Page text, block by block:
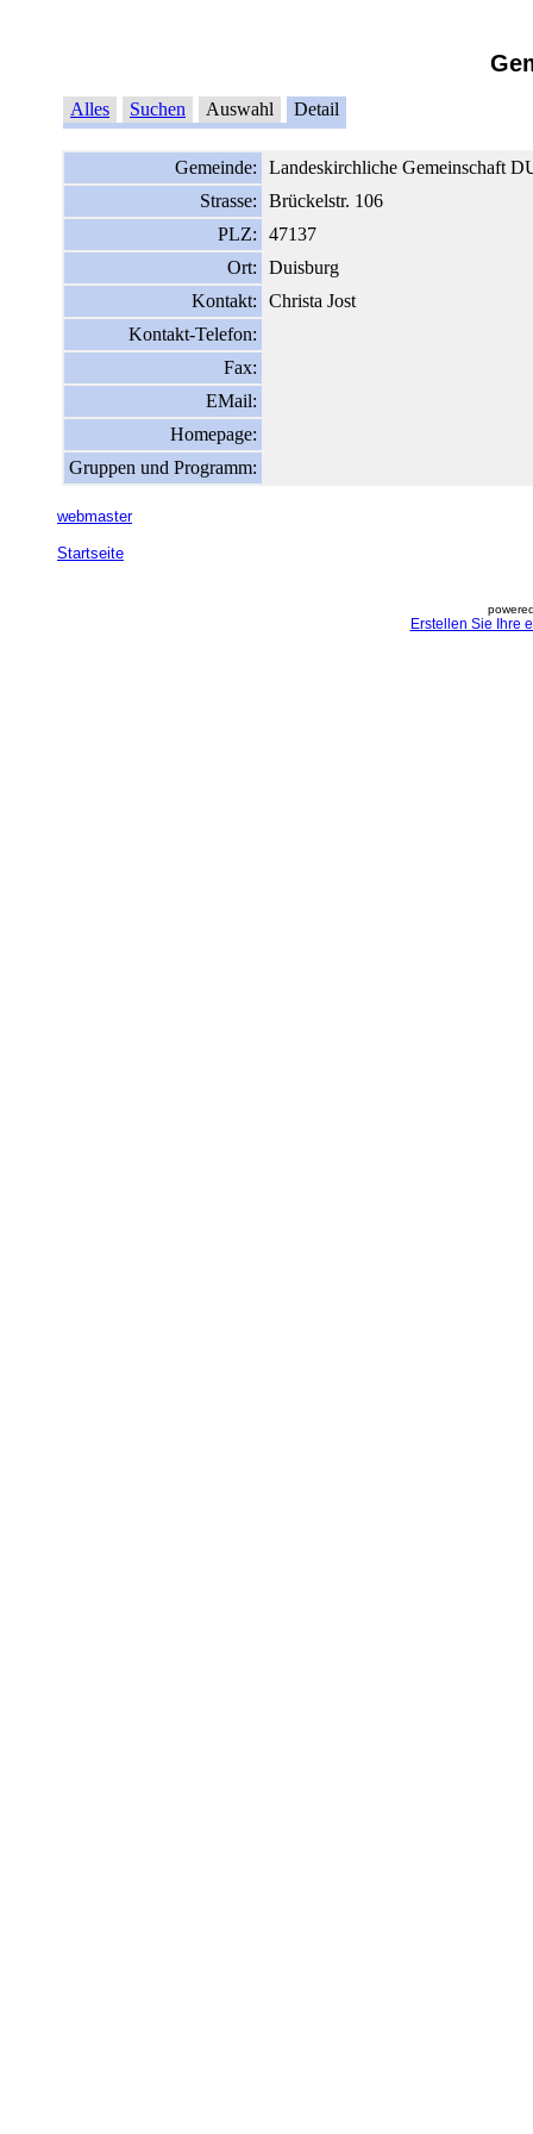
Alles Suchen Auswahl Detail
Gemeinde:
Landeskirchliche Gemeinschaft
Strasse:
Brückelstr. 106
PLZ:
47137
Ort:
Duisburg
Kontakt:
Christa Jost
Kontakt-Telefon:
Fax:
EMail:
Homepage:
Gruppen und Programm:
webmaster
Startseite
Erstellen Sie Ihre